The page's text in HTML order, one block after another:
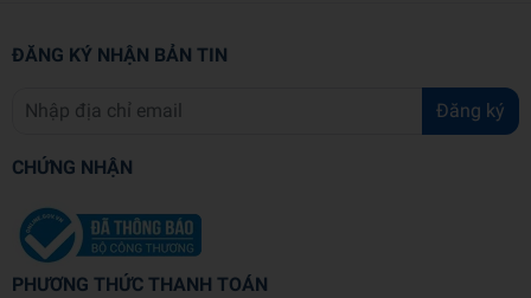
ĐĂNG KÝ NHẬN BẢN TIN
Đăng ký
CHỨNG NHẬN
PHƯƠNG THỨC THANH TOÁN